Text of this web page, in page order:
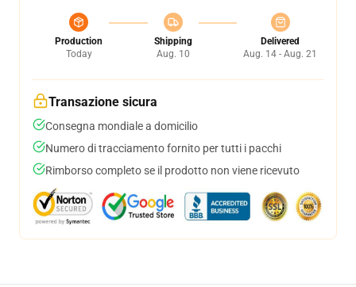
Production
Today
Shipping
Aug. 10
Delivered
Aug. 14 - Aug. 21
Transazione sicura
Consegna mondiale a domicilio
Numero di tracciamento fornito per tutti i pacchi
Rimborso completo se il prodotto non viene ricevuto